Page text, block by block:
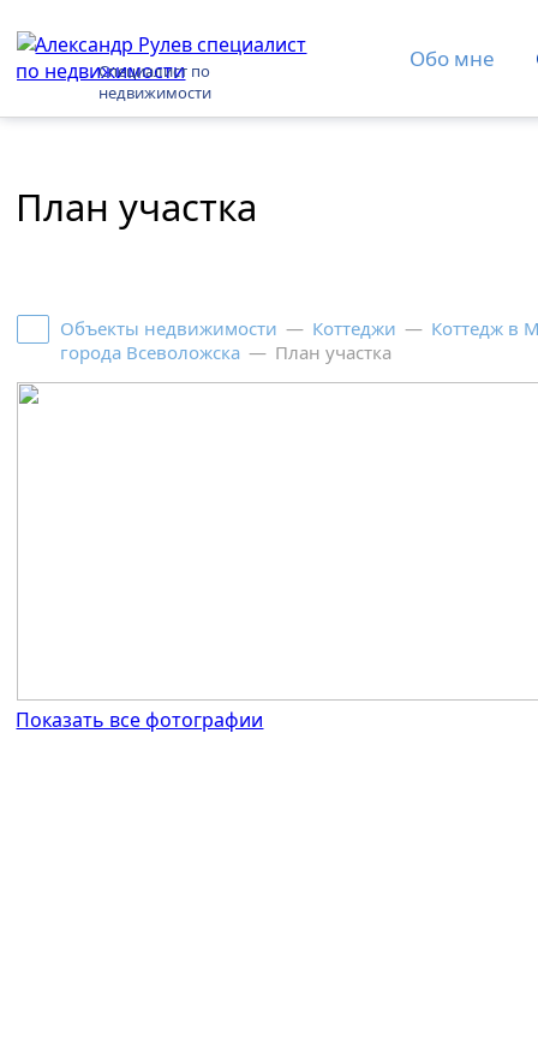
Специалист по
недвижимости
Обо мне
План участка
Объекты недвижимости — Коттеджи — Коттедж в
города Всеволожска — План участка
Показать все фотографии